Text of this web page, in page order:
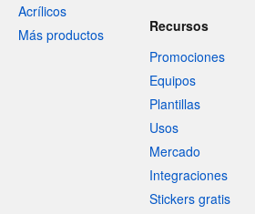
Acrílicos
Más productos
Recursos
Promociones
Equipos
Plantillas
Usos
Mercado
Integraciones
Stickers gratis